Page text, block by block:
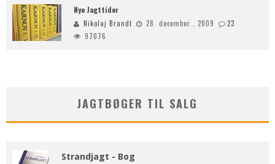
Nye Jagttider
Nikolaj Brandt 28. december , 2009
23
97076
JAGTBØGER TIL SALG
Strandjagt - Bog